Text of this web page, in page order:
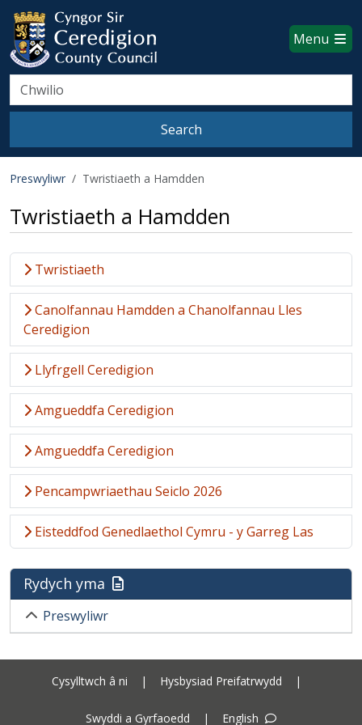
Skip to main content
Ceredigion County Council
Menu
Search
Search
Preswyliwr Twristiaeth a Hamdden
Twristiaeth a Hamdden
Twristiaeth
Canolfannau Hamdden a Chanolfannau Lles
Ceredigion
Llyfrgell Ceredigion
Amgueddfa Ceredigion
Amgueddfa Ceredigion
Pencampwriaethau Seiclo 2026
Eisteddfod Genedlaethol Cymru - y Garreg Las
Rydych yma
Preswyliwr
Cysylltwch â ni | Hysbysiad Preifatrwydd |
Swyddi a Gyrfaoedd | English